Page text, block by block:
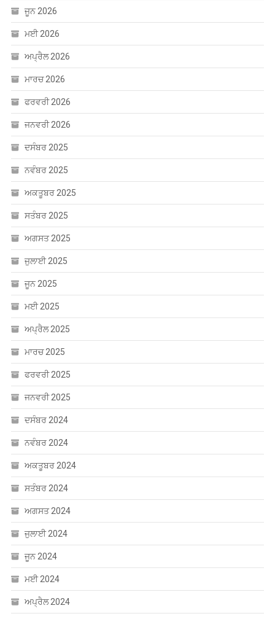
ਜੂਨ 2026
ਮਈ 2026
ਅਪ੍ਰੈਲ 2026
ਮਾਰਚ 2026
ਫਰਵਰੀ 2026
ਜਨਵਰੀ 2026
ਦਸੰਬਰ 2025
ਨਵੰਬਰ 2025
ਅਕਤੂਬਰ 2025
ਸਤੰਬਰ 2025
ਅਗਸਤ 2025
ਜੁਲਾਈ 2025
ਜੂਨ 2025
ਮਈ 2025
ਅਪ੍ਰੈਲ 2025
ਮਾਰਚ 2025
ਫਰਵਰੀ 2025
ਜਨਵਰੀ 2025
ਦਸੰਬਰ 2024
ਨਵੰਬਰ 2024
ਅਕਤੂਬਰ 2024
ਸਤੰਬਰ 2024
ਅਗਸਤ 2024
ਜੁਲਾਈ 2024
ਜੂਨ 2024
ਮਈ 2024
ਅਪ੍ਰੈਲ 2024